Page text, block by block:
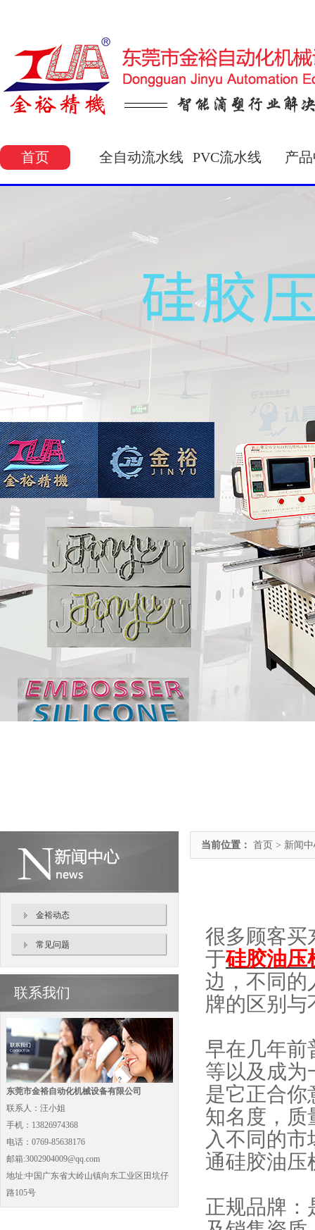
首页 全自动流水线 PVC流水线 产
金裕动态
常见问题
联系我们
东莞市金裕自动化机械设备有限公司
联系人：汪小姐
手机：13826974368
电话：0769-85638176
邮箱:3002904009@qq.com
地址:中国广东省大岭山镇向东工业区田坑仔
路105号
当前位置： 首页 > 新闻
很多顾客买
于硅胶油压
边，不同的
牌的区别与
早在几年前
等以及成为
是它正合你
知名度，质
入不同的
通硅胶油压
正规品牌：